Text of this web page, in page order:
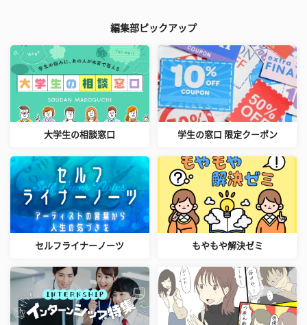
編集部ピックアップ
大学生の相談窓口 学生の窓口 限定クーポン
セルフライナーノーツ もやもや解決ゼミ